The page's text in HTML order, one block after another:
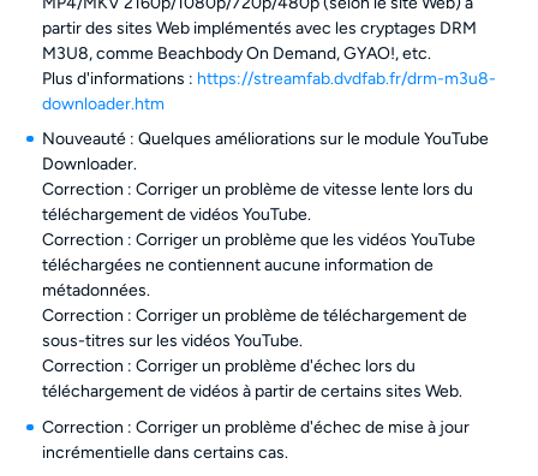
partir des sites Web implémentés avec les cryptages DRM
M3U8, comme Beachbody On Demand, GYAO!, etc.
Plus d'informations : https://streamfab.dvdfab.fr/drm-m3u8-
downloader.htm
Nouveauté : Quelques améliorations sur le module YouTube
Downloader.
Correction : Corriger un problème de vitesse lente lors du
téléchargement de vidéos YouTube.
Correction : Corriger un problème que les vidéos YouTube
téléchargées ne contiennent aucune information de
métadonnées.
Correction : Corriger un problème de téléchargement de
sous-titres sur les vidéos YouTube.
Correction : Corriger un problème d'échec lors du
téléchargement de vidéos à partir de certains sites Web.
Correction : Corriger un problème d'échec de mise à jour
incrémentielle dans certains cas.